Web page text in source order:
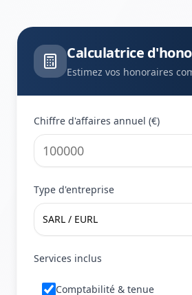
Calculatrice
Estimez vos honoraires
Chiffre d'affaires annuel (€)
Type d'entreprise
SARL / EURL
Services inclus
Comptabilité & tenue